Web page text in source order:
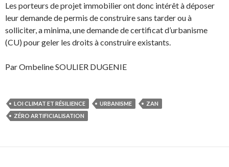
Les porteurs de projet immobilier ont donc intérêt à déposer
leur demande de permis de construire sans tarder ou à
solliciter, a minima, une demande de certificat d’urbanisme
(CU) pour geler les droits à construire existants.
Par Ombeline SOULIER DUGENIE
LOI CLIMAT ET RÉSILIENCE URBANISME
ZAN
ZÉRO ARTIFICIALISATION